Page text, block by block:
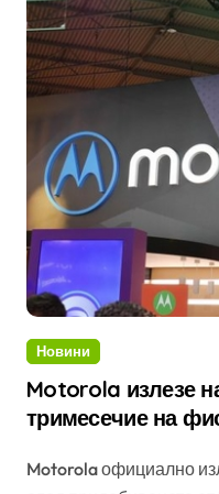
Новини
Motorola излезе
тримесечие на
Motorola официално излезе на печалба за първи път